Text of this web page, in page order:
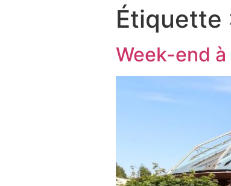
Étiquette
Week-end